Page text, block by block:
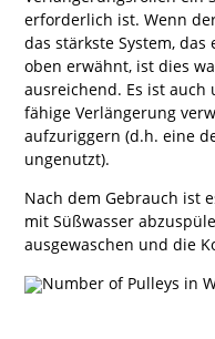
erforderlich ist. Wenn
das stärkste System,
oben erwähnt, ist dies
ausreichend. Es ist auch
fähige Verlängerung
aufzuriggern (d.h. eine
ungenutzt).
Nach dem Gebrauch ist
mit Süßwasser
ausgewaschen und die